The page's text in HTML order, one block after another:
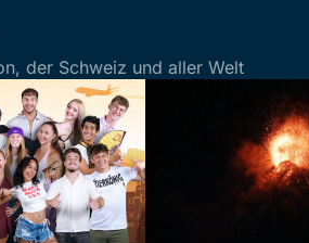
der Schweiz und aller Welt